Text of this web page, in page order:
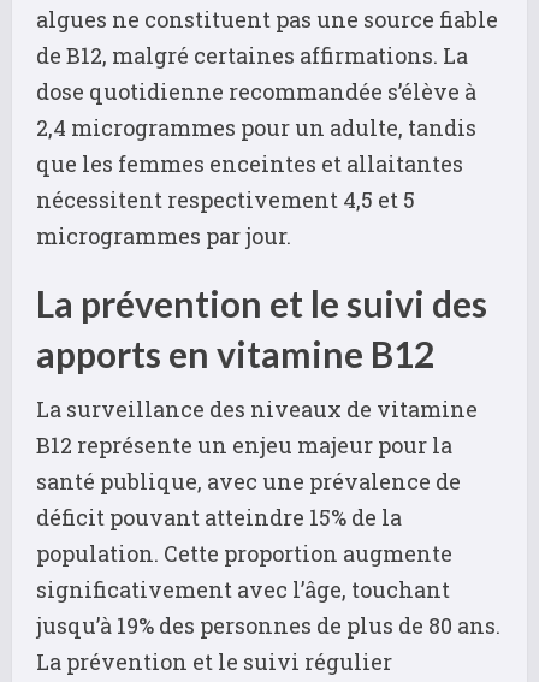
algues ne constituent pas une source fiable
de B12, malgré certaines affirmations. La
dose quotidienne recommandée s’élève à
2,4 microgrammes pour un adulte, tandis
que les femmes enceintes et allaitantes
nécessitent respectivement 4,5 et 5
microgrammes par jour.
La prévention et le suivi des
apports en vitamine B12
La surveillance des niveaux de vitamine
B12 représente un enjeu majeur pour la
santé publique, avec une prévalence de
déficit pouvant atteindre 15% de la
population. Cette proportion augmente
significativement avec l’âge, touchant
jusqu’à 19% des personnes de plus de 80 ans.
La prévention et le suivi régulier